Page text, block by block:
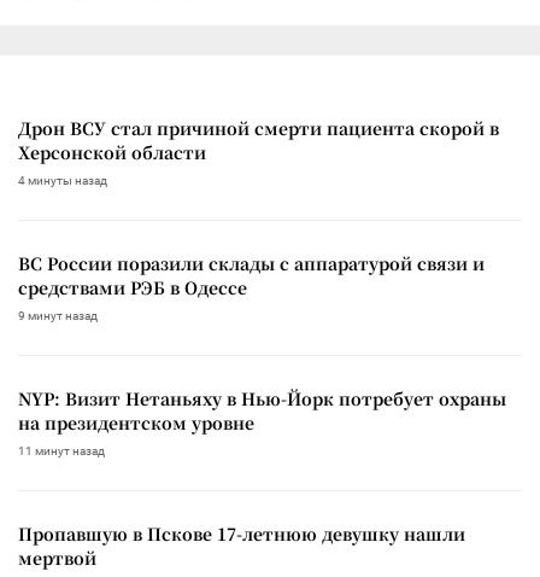
Дрон ВСУ стал причиной смерти пациента скорой в
Херсонской области
4 минуты назад
ВС России поразили склады с аппаратурой связи и
средствами РЭБ в Одессе
9 минут назад
NYP: Визит Нетаньяху в Нью-Йорк потребует охраны
на президентском уровне
11 минут назад
Пропавшую в Пскове 17-летнюю девушку нашли
мертвой